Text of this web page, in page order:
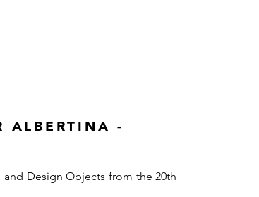
ALBERTINA -
and Design Objects from the 20th